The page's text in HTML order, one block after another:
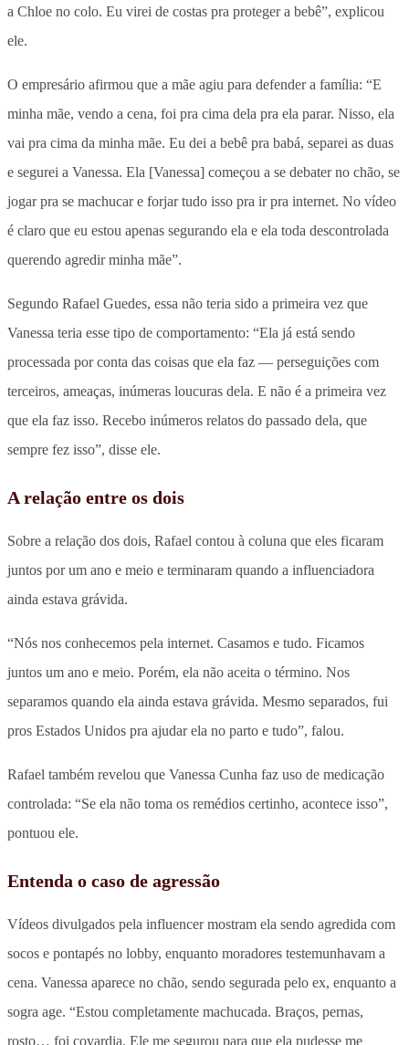
a Chloe no colo. Eu virei de costas pra proteger a bebê”, explicou
ele.
O empresário afirmou que a mãe agiu para defender a família: “E
minha mãe, vendo a cena, foi pra cima dela pra ela parar. Nisso, ela
vai pra cima da minha mãe. Eu dei a bebê pra babá, separei as duas
e segurei a Vanessa. Ela [Vanessa] começou a se debater no chão, se
jogar pra se machucar e forjar tudo isso pra ir pra internet. No vídeo
é claro que eu estou apenas segurando ela e ela toda descontrolada
querendo agredir minha mãe”.
Segundo Rafael Guedes, essa não teria sido a primeira vez que
Vanessa teria esse tipo de comportamento: “Ela já está sendo
processada por conta das coisas que ela faz — perseguições com
terceiros, ameaças, inúmeras loucuras dela. E não é a primeira vez
que ela faz isso. Recebo inúmeros relatos do passado dela, que
sempre fez isso”, disse ele.
A relação entre os dois
Sobre a relação dos dois, Rafael contou à coluna que eles ficaram
juntos por um ano e meio e terminaram quando a influenciadora
ainda estava grávida.
“Nós nos conhecemos pela internet. Casamos e tudo. Ficamos
juntos um ano e meio. Porém, ela não aceita o término. Nos
separamos quando ela ainda estava grávida. Mesmo separados, fui
pros Estados Unidos pra ajudar ela no parto e tudo”, falou.
Rafael também revelou que Vanessa Cunha faz uso de medicação
controlada: “Se ela não toma os remédios certinho, acontece isso”,
pontuou ele.
Entenda o caso de agressão
Vídeos divulgados pela influencer mostram ela sendo agredida com
socos e pontapés no lobby, enquanto moradores testemunhavam a
cena. Vanessa aparece no chão, sendo segurada pelo ex, enquanto a
sogra age. “Estou completamente machucada. Braços, pernas,
rosto… foi covardia. Ele me segurou para que ela pudesse me